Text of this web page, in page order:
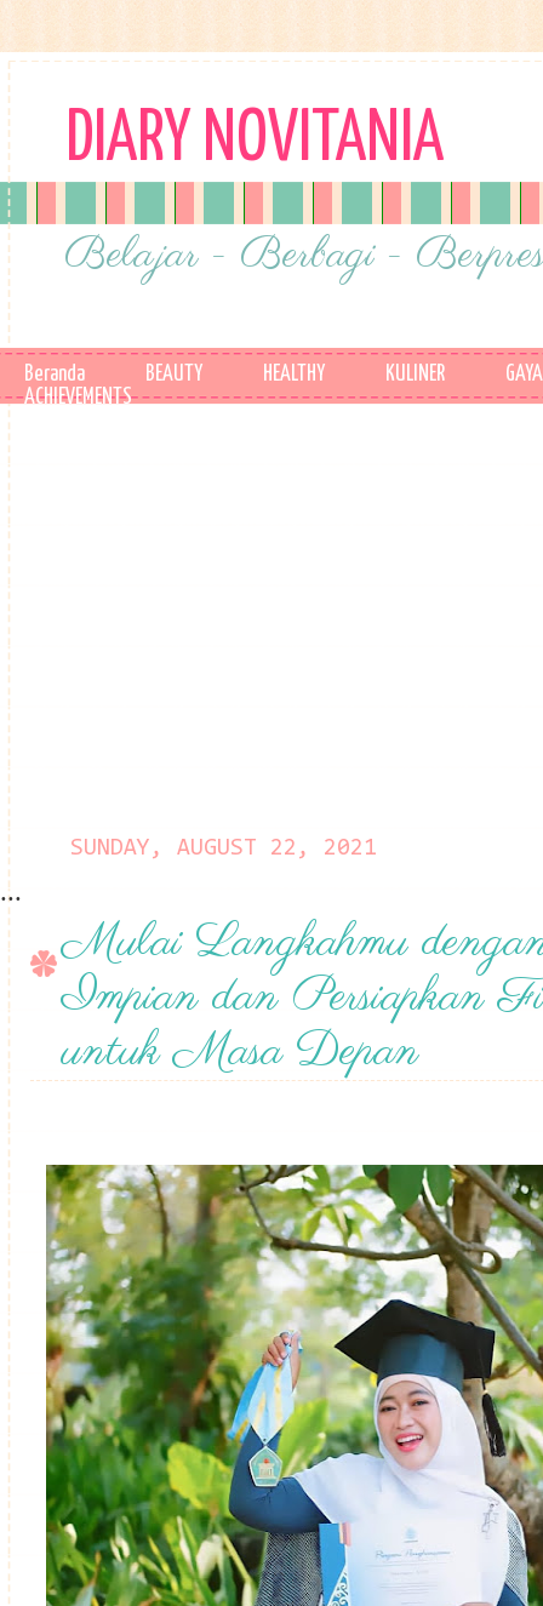
DIARY NOVITANIA
Belajar - Berbagi -
Beranda BEAUTY HEALTHY KULINER
ACHIEVEMENTS
SUNDAY, AUGUST 22, 2021
...
Mulai Langkahmu
Impian dan Persiapkan
untuk Masa Depan